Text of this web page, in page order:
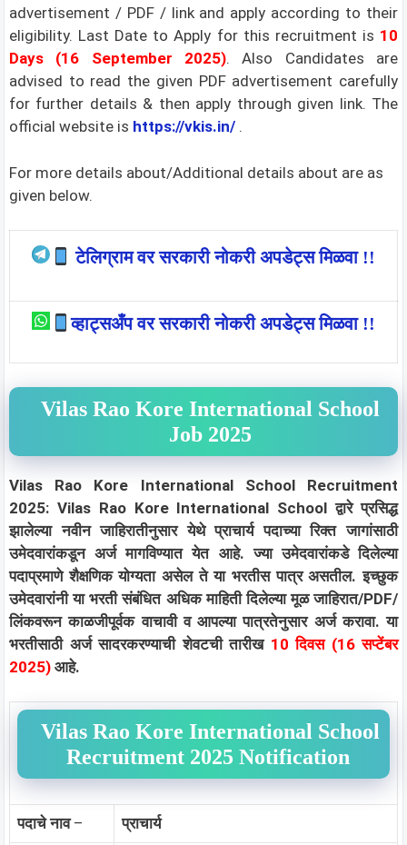
advertisement / PDF / link and apply according to their
eligibility. Last Date to Apply for this recruitment is 10
Days (16 September 2025). Also Candidates are
advised to read the given PDF advertisement carefully
for further details & then apply through given link. The
official website is https://vkis.in/ .
For more details about/Additional details about are as
given below.
टेलिग्राम वर सरकारी नोकरी अपडेट्स मिळवा !!
व्हाट्सअँप वर सरकारी नोकरी अपडेट्स मिळवा !!
Vilas Rao Kore International School
Job 2025
Vilas Rao Kore International School Recruitment
2025: Vilas Rao Kore International School द्वारे प्रसिद्ध
झालेल्या नवीन जाहिरातीनुसार येथे प्राचार्यपदाच्या रिक्त जागांसाठी
उमेदवारांकडून अर्ज मागविण्यात येत आहे. ज्या उमेदवारांकडे दिलेल्या
पदाप्रमाणे शैक्षणिक योग्यता असेल ते या भरतीस पात्र असतील. इच्छुक
उमेदवारांनी या भरती संबंधित अधिक माहिती दिलेल्या मूळ जाहिरात/PDF/
लिंकवरून काळजीपूर्वक वाचावी व आपल्या पात्रतेनुसार अर्ज करावा. या
भरतीसाठी अर्ज सादरकरण्याची शेवटची तारीख 10 दिवस (16 सप्टेंबर
2025) आहे.
Vilas Rao Kore International School
Recruitment 2025 Notification
पदाचे नाव– प्राचार्य